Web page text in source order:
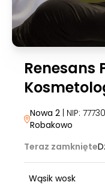
Renesans
Nowa 2| NIP:
Robakowo
Teraz zamknięte
Wąsik wosk